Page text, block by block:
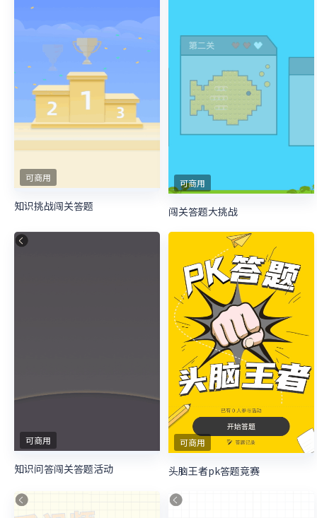
可商用
知识挑战闯关答题
可商用
闯关答题大挑战
可商用
知识问答闯关答题活动
可商用
头脑王者pk答题竞赛